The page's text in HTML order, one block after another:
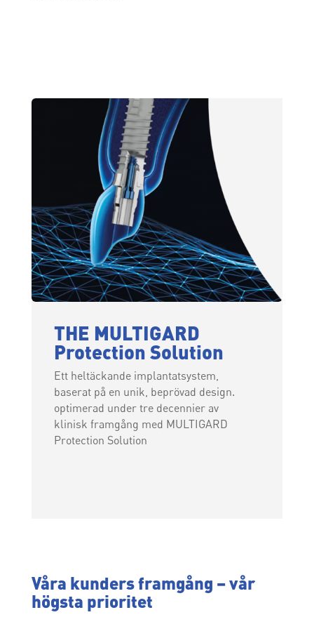
THE MULTIGARD
Protection Solution
Ett heltäckande implantatsystem,
baserat på en unik, beprövad design.
optimerad under tre decennier av
klinisk framgång med MULTIGARD
Protection Solution
Våra kunders framgång – vår
högsta prioritet